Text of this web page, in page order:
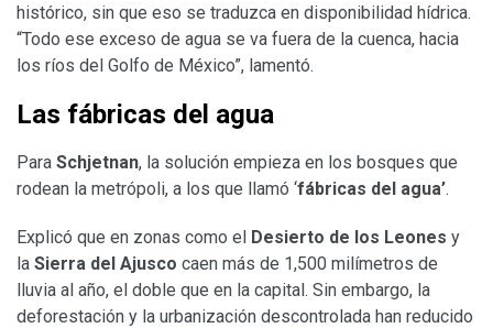
histórico, sin que eso se traduzca en disponibilidad hídrica.
“Todo ese exceso de agua se va fuera de la cuenca, hacia
los ríos del Golfo de México”, lamentó.
Las fábricas del agua
Para Schjetnan, la solución empieza en los bosques que
rodean la metrópoli, a los que llamó ‘fábricas del agua’.
Explicó que en zonas como el Desierto de los Leones y
la Sierra del Ajusco caen más de 1,500 milímetros de
lluvia al año, el doble que en la capital. Sin embargo, la
deforestación y la urbanización descontrolada han reducido